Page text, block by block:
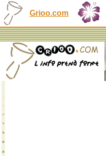
Grioo.com